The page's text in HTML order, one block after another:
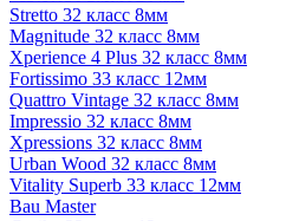
Stretto 32 класс 8мм
Magnitude 32 класс 8мм
Xperience 4 Plus 32 класс 8мм
Fortissimo 33 класс 12мм
Quattro Vintage 32 класс 8мм
Impressio 32 класс 8мм
Xpressions 32 класс 8мм
Urban Wood 32 класс 8мм
Vitality Superb 33 класс 12мм
Bau Master